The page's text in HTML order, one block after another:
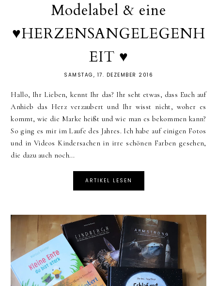
Modelabel & eine
♥HERZENSANGELEGENH
EIT ♥
SAMSTAG, 17. DEZEMBER 2016
Hallo, Ihr Lieben, kennt Ihr das? Ihr seht etwas, dass Euch auf
Anhieb das Herz verzaubert und Ihr wisst nicht, woher es
kommt, wie die Marke heißt und wie man es bekommen kann?
So ging es mir im Laufe des Jahres. Ich habe auf einigen Fotos
und in Videos Kindersachen in irre schönen Farben gesehen,
die dazu auch noch...
ARTIKEL LESEN